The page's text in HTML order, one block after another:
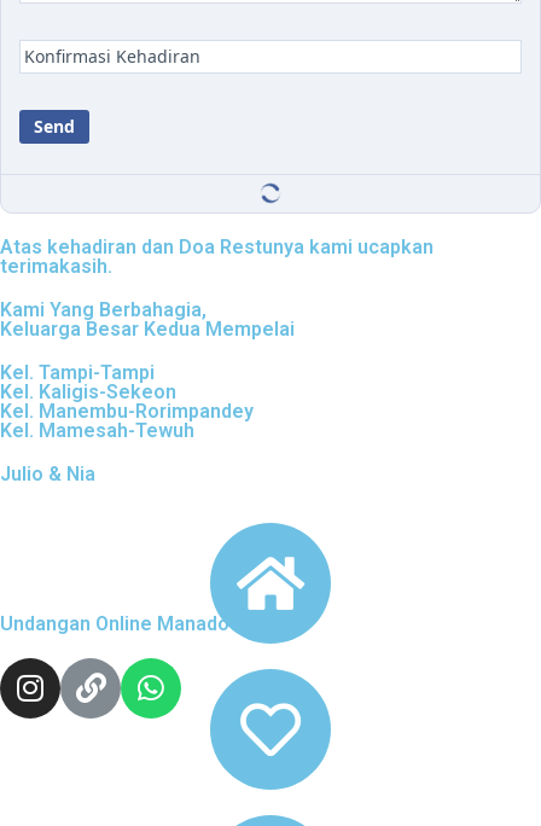
Atas kehadiran dan Doa Restunya kami ucapkan
terimakasih.
Kami Yang Berbahagia,
Keluarga Besar Kedua Mempelai
Kel. Tampi-Tampi
Kel. Kaligis-Sekeon
Kel. Manembu-Rorimpandey
Kel. Mamesah-Tewuh
Julio & Nia
Undangan Online Manado